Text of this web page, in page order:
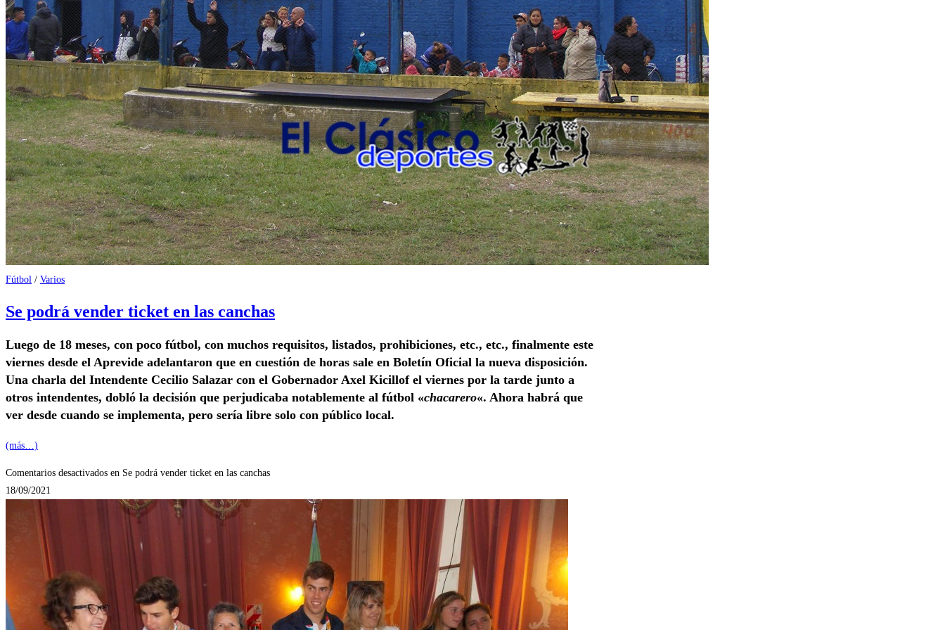
Fútbol / Varios
Se podrá vender ticket en las canchas
Luego de 18 meses, con poco fútbol, con muchos requisitos, listados, prohibiciones, etc., etc., finalmente este
viernes desde el Aprevide adelantaron que en cuestión de horas sale en Boletín Oficial la nueva disposición.
Una charla del Intendente Cecilio Salazar con el Gobernador Axel Kicillof el viernes por la tarde junto a
otros intendentes, dobló la decisión que perjudicaba notablemente al fútbol «chacarero«. Ahora habrá que
ver desde cuando se implementa, pero sería libre solo con público local.
(más…)
Comentarios desactivados en Se podrá vender ticket en las canchas
18/09/2021